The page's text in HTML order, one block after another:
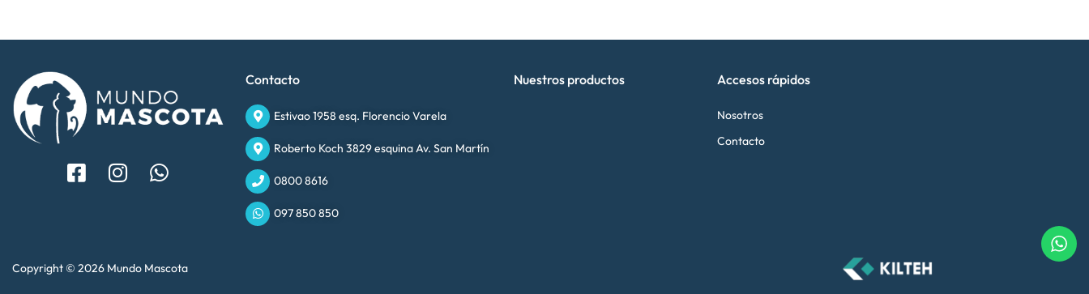
Contacto
Estivao 1958 esq. Florencio Varela
Roberto Koch 3829 esquina Av. San Martín
0800 8616
097 850 850
Nuestros productos Accesos rápidos
Nosotros
Contacto
Copyright © 2026 Mundo Mascota